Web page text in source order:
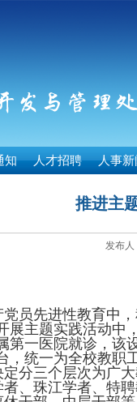
知 人才招聘 人事新
推进主
发布
员先进性教育中
展主题实践活动
第一医院就诊，该
，统一为全校教
分三个层次为广
、珠江学者、特